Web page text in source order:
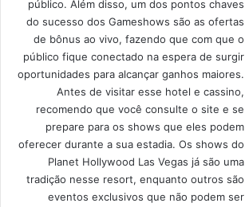
público. Além disso, um dos pontos chaves
do sucesso dos Gameshows são as ofertas
de bônus ao vivo, fazendo que com que o
público fique conectado na espera de surgir
oportunidades para alcançar ganhos maiores.
Antes de visitar esse hotel e cassino,
recomendo que você consulte o site e se
prepare para os shows que eles podem
oferecer durante a sua estadia. Os shows do
Planet Hollywood Las Vegas já são uma
tradição nesse resort, enquanto outros são
eventos exclusivos que não podem ser